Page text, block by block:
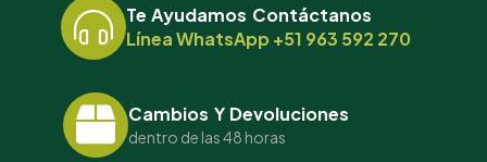
Te Ayudamos Contáctanos
Línea WhatsApp +51 963 592 270
Cambios Y Devoluciones
dentro de las 48 horas